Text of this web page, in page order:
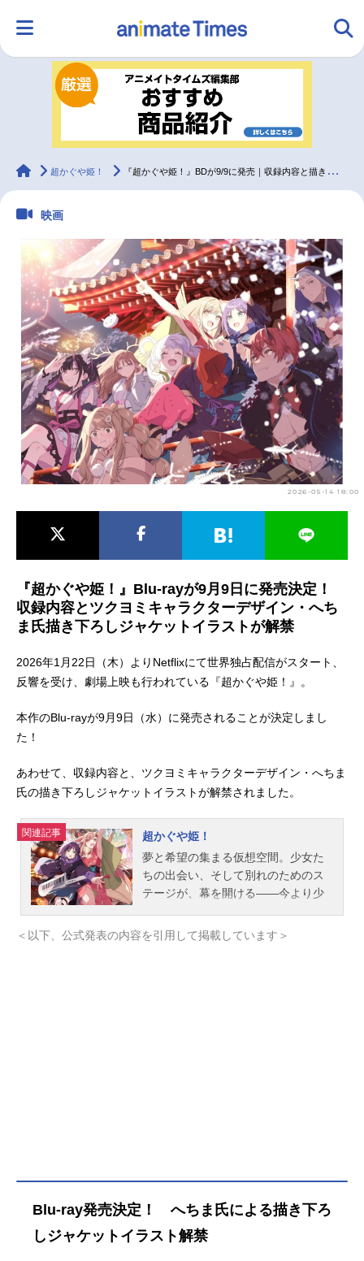
ランキング アニメ
ラジオ みんなの声
2.5次元 配信・Vtuber トレンド 無料マンガ
最新記事一覧
アニメ記事一覧 声優記事一覧
アニメ映画一覧 実写化映画一覧
今期アニメ曜日別一覧
春アニメ 夏アニメ
男性声優/女性声優一覧
animateTimes
超かぐや姫！ 『超かぐや姫！』BDが9/9に発売｜収録内容と描き下ろしジャケット解禁
映画
2026-05-14 18:00
『超かぐや姫！』Blu-rayが9月9日に発売決定！
収録内容とツクヨミキャラクターデザイン・へち
ま氏描き下ろしジャケットイラストが解禁
2026年1月22日（木）よりNetflixにて世界独占配信がスタート、
反響を受け、劇場上映も行われている『超かぐや姫！』。
本作のBlu-rayが9月9日（水）に発売されることが決定しまし
た！
あわせて、収録内容と、ツクヨミキャラクターデザイン・へちま
氏の描き下ろしジャケットイラストが解禁されました。
関連記事
超かぐや姫！
夢と希望の集まる仮想空間。少女た
ちの出会い、そして別れのためのス
テージが、幕を開ける――今より少
う17歳の女子高生・酒寄彩葉は、バ
ちゃんはみるみるうちに大きくな
に。「あなた、もしやかぐや姫な
の?」大きくなったかぐや姫はわがま
＜以下、公式発表の内容を引用して掲載しています＞
Blu-ray発売決定！ へちま氏による描き下ろ
しジャケットイラスト解禁